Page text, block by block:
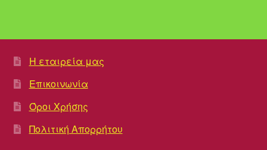
Η εταιρεία μας
Επικοινωνία
Όροι Χρήσης
Πολιτική Απορρήτου